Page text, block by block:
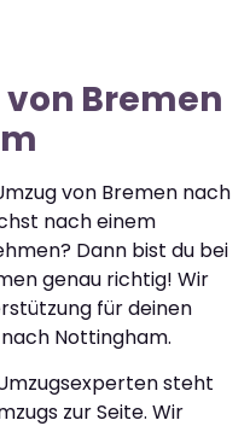
Bremen
von Bremen nach
nach einem
Dann bist du bei
genau richtig! Wir
für deinen
Nottingham.
steht
zur Seite. Wir